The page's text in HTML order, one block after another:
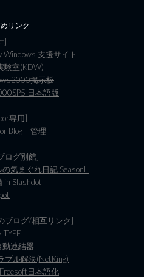
リンク
Windows 支援サイト
験室(KDW)
掲示板
日本語版
専用]
Blog 管理
ログ別館]
の気まぐれ日記 SeasonII
in Slashdot
ブログ/相互リンク]
TYPE
動連結器
ブル解決(NetKing)
日本語化